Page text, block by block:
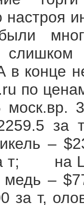
настроя
в
по
за
–
т; на
–
за т,